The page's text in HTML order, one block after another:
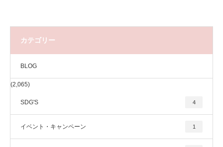
カテゴリー
BLOG
(2,065)
SDG'S 4
イベント・キャンペーン 1